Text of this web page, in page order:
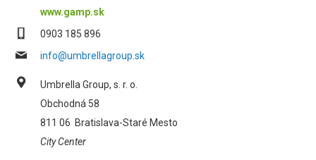
www.gamp.sk
0903 185 896
info@umbrellagroup.sk
Umbrella Group, s. r. o.
Obchodná 58
811 06 Bratislava-Staré Mesto
City Center